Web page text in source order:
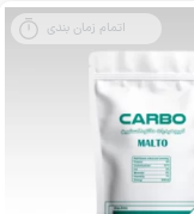
اتمام زمان بندی